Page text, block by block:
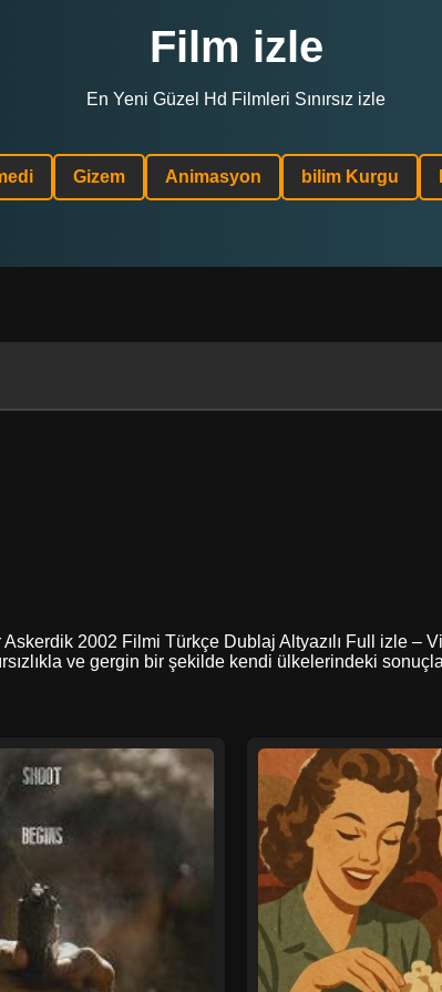
Film izle
En Yeni Güzel Hd Filmleri Sınırsız izle
Gizem Animasyon bilim Kurgu
2002 Filmi Türkçe Dublaj Altyazılı Full izle –
ve gergin bir şekilde kendi ülkelerindeki